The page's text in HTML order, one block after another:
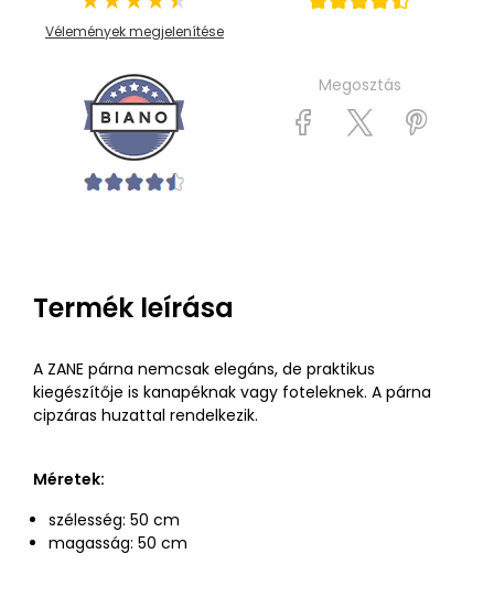
Vélemények megjelenítése
Megosztás
Termék leírása
A ZANE párna nemcsak elegáns, de praktikus
kiegészítője is kanapéknak vagy foteleknek. A párna
cipzáras huzattal rendelkezik.
Méretek:
szélesség: 50 cm
magasság: 50 cm